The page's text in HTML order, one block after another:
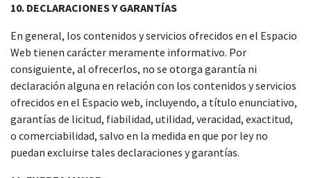
10. DECLARACIONES Y GARANTÍAS
En general, los contenidos y servicios ofrecidos en el Espacio
Web tienen carácter meramente informativo. Por
consiguiente, al ofrecerlos, no se otorga garantía ni
declaración alguna en relación con los contenidos y servicios
ofrecidos en el Espacio web, incluyendo, a título enunciativo,
garantías de licitud, fiabilidad, utilidad, veracidad, exactitud,
o comerciabilidad, salvo en la medida en que por ley no
puedan excluirse tales declaraciones y garantías.